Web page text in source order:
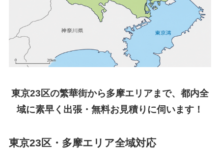
東京23区の繁華街から多摩エリアまで、都内全
域に素早く出張・無料お見積りに伺います！
東京23区・多摩エリア全域対応